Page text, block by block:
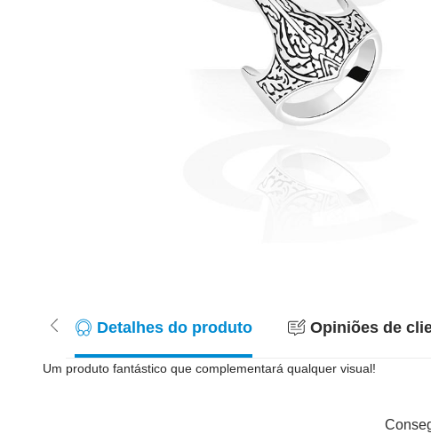
Detalhes do produto Opiniões de
Um produto fantástico que complementará qualquer visual!